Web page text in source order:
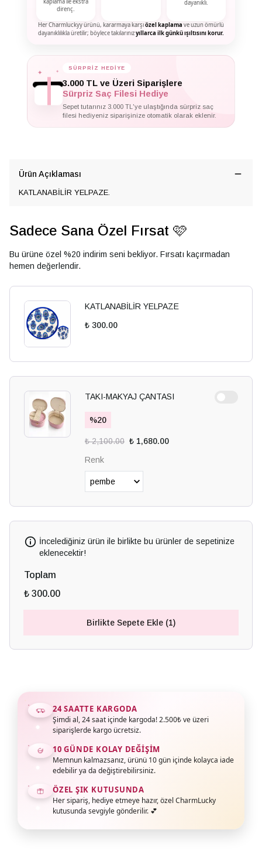
direnç.
dayanıklı.
Her Charmluckyy ürünü, kararmaya karşıözel kaplama ve uzun ömürlü
dayanıklılıkla üretilir; böylece takılarınızyıllarca ilk günkü ışıltısını korur.
✦ SÜRPRİZ HEDİYE
3.000 TL ve Üzeri Siparişlere
Sürpriz Saç Filesi Hediye
Sepet tutarınız 3.000 TL'ye ulaştığında sürpriz saç
filesi hediyeniz siparişinize otomatik olarak eklenir.
Ürün Açıklaması
KATLANABİLİR YELPAZE.
Sadece Sana Özel Fırsat 🩷
Bu ürüne özel %20 indirim seni bekliyor. Fırsatı kaçırmadan
hemen değerlendir.
KATLANABİLİR YELPAZE
₺ 300.00
TAKI-MAKYAJ ÇANTASI
%20
₺ 2,100.00 ₺ 1,680.00
Renk
İncelediğiniz ürün ile birlikte bu ürünler de sepetinize
eklenecektir!
Toplam
₺ 300.00
Birlikte Sepete Ekle (1)
24 SAATTE KARGODA
Şimdi al, 24 saat içinde kargoda! 2.500₺ ve üzeri
siparişlerde kargo ücretsiz.
10 GÜNDE KOLAY DEĞIŞIM
Memnun kalmazsanız, ürünü 10 gün içinde kolayca iade
edebilir ya da değiştirebilirsiniz.
ÖZEL ŞIK KUTUSUNDA
Her sipariş, hediye etmeye hazır, özel CharmLucky
kutusunda sevgiyle gönderilir. 💕